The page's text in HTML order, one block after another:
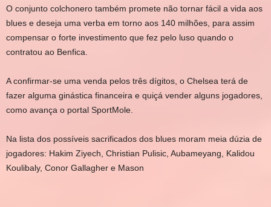
O conjunto colchonero também promete não tornar fácil a vida aos
blues e deseja uma verba em torno aos 140 milhões, para assim
compensar o forte investimento que fez pelo luso quando o
contratou ao Benfica.
A confirmar-se uma venda pelos três dígitos, o Chelsea terá de
fazer alguma ginástica financeira e quiçá vender alguns jogadores,
como avança o portal SportMole.
Na lista dos possíveis sacrificados dos blues moram meia dúzia de
jogadores: Hakim Ziyech, Christian Pulisic, Aubameyang, Kalidou
Koulibaly, Conor Gallagher e Mason